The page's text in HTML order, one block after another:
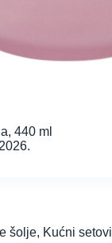
440 ml
šolje, Kućni setovi